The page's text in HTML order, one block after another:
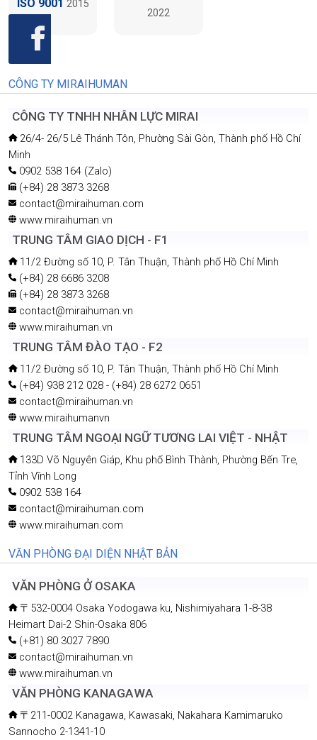
ISO 9001 2015
2022
CÔNG TY MIRAIHUMAN
CÔNG TY TNHH NHÂN LỰC MIRAI
26/4- 26/5 Lê Thánh Tôn, Phường Sài Gòn, Thành phố Hồ Chí
Minh
0902 538 164 (Zalo)
(+84) 28 3873 3268
contact@miraihuman.com
www.miraihuman.vn
TRUNG TÂM GIAO DỊCH - F1
11/2 Đường số 10, P. Tân Thuận, Thành phố Hồ Chí Minh
(+84) 28 6686 3208
(+84) 28 3873 3268
contact@miraihuman.vn
www.miraihuman.vn
TRUNG TÂM ĐÀO TẠO - F2
11/2 Đường số 10, P. Tân Thuận, Thành phố Hồ Chí Minh
(+84) 938 212 028 - (+84) 28 6272 0651
contact@miraihuman.vn
www.miraihumanvn
TRUNG TÂM NGOẠI NGỮ TƯƠNG LAI VIỆT - NHẬT
133D Võ Nguyên Giáp, Khu phố Bình Thành, Phường Bến Tre,
Tỉnh Vĩnh Long
0902 538 164
contact@miraihuman.com
www.miraihuman.com
VĂN PHÒNG ĐẠI DIỆN NHẬT BẢN
VĂN PHÒNG Ở OSAKA
〒532-0004 Osaka Yodogawa ku, Nishimiyahara 1-8-38
Heimart Dai-2 Shin-Osaka 806
(+81) 80 3027 7890
contact@miraihuman.vn
www.miraihuman.vn
VĂN PHÒNG KANAGAWA
〒211-0002 Kanagawa, Kawasaki, Nakahara Kamimaruko
Sannocho 2-1341-10